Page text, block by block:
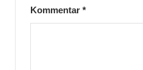
Kommentar *